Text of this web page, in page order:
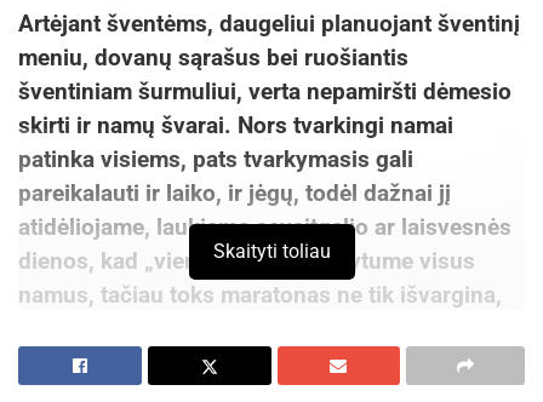
Artėjant šventėms, daugeliui planuojant šventinį
meniu, dovanų sąrašus bei ruošiantis
šventiniam šurmuliui, verta nepamiršti dėmesio
skirti ir namų švarai. Nors tvarkingi namai
patinka visiems, pats tvarkymasis gali
pareikalauti ir laiko, ir jėgų, todėl dažnai jį
atidėliojame, laukiame savaitgalio ar laisvesnės
dienos, kad „vienu ypu“ sutvarkytume visus
namus, tačiau toks maratonas ne tik išvargina,
kas paprasčiau – skaidyti tvarkymąsi į mažus
Skaityti toliau